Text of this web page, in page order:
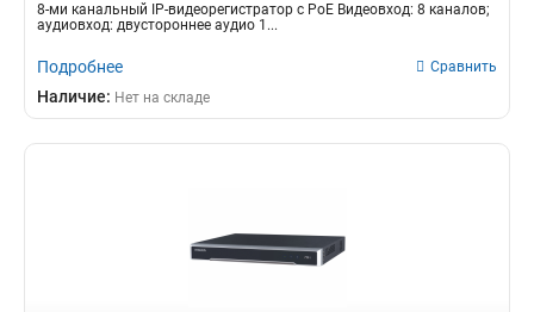
8-ми канальный IP-видеорегистратор с PoE Видеовход: 8 каналов;
аудиовход: двустороннее аудио 1...
Подробнее Сравнить
Наличие: Нет на складе